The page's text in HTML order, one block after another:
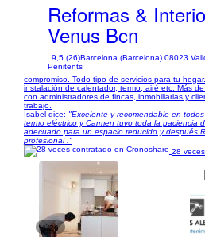
Reformas &
Venus Bcn
9,5 (26)Barcelona (Barcelona) 08023
Penitents
compromiso. Todo tipo de servicios para tu
instalación de calentador, termo, airé etc. Más
con administradores de fincas, inmobiliarias y
trabajo.
Isabel dice: "Excelente y recomendable en
termo eléctrico y Carmen tuvo toda la paciencia
adecuado para un espacio reducido y después
profesional ."
28
1/26